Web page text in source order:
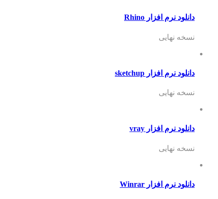
دانلود نرم افزار Rhino
نسخه نهایی
دانلود نرم افزار sketchup
نسخه نهایی
دانلود نرم افزار vray
نسخه نهایی
دانلود نرم افزار Winrar